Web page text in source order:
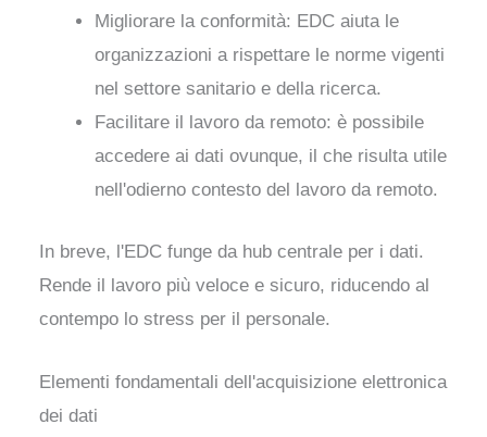
Migliorare la conformità: EDC aiuta le
organizzazioni a rispettare le norme vigenti
nel settore sanitario e della ricerca.
Facilitare il lavoro da remoto: è possibile
accedere ai dati ovunque, il che risulta utile
nell'odierno contesto del lavoro da remoto.
In breve, l'EDC funge da hub centrale per i dati.
Rende il lavoro più veloce e sicuro, riducendo al
contempo lo stress per il personale.
Elementi fondamentali dell'acquisizione elettronica
dei dati